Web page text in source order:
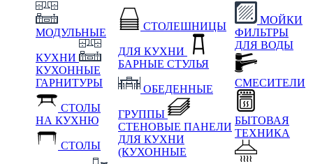
МОДУЛЬНЫЕ
КУХНИ
КУХОННЫЕ
ГАРНИТУРЫ
СТОЛЫ
НА КУХНЮ
СТОЛЫ
СТОЛЕШНИЦЫ
ДЛЯ КУХНИ
БАРНЫЕ СТУЛЬЯ
ОБЕДЕННЫЕ
ГРУППЫ
СТЕНОВЫЕ ПАНЕЛИ
ДЛЯ КУХНИ
(КУХОННЫЕ
МОЙКИ
ФИЛЬТРЫ
ДЛЯ ВОДЫ
СМЕСИТЕЛИ
БЫТОВАЯ
ТЕХНИКА